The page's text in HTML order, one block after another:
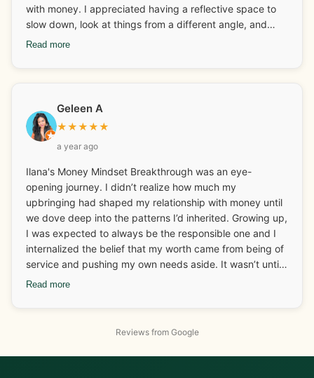
with money. I appreciated having a reflective space to
slow down, look at things from a different angle, and
reconnect with ideas I hadn’t thought about in a while. It
was helpful for me.
Read more
Geleen A
★★★★★
a year ago
Ilana's Money Mindset Breakthrough was an eye-
opening journey. I didn’t realize how much my
upbringing had shaped my relationship with money until
we dove deep into the patterns I’d inherited. Growing up,
I was expected to always be the responsible one and I
internalized the belief that my worth came from being of
service and pushing my own needs aside. It wasn’t until I
started looking at those deep-rooted beliefs that I
emotional history. Working with Ilana, I started
recognizing that I didn’t need food to “pause” my
Read more
Reviews from Google